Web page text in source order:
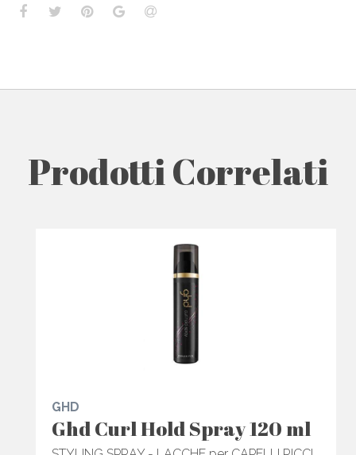
Prodotti Correlati
GHD
Ghd Curl Hold Spray 120 ml